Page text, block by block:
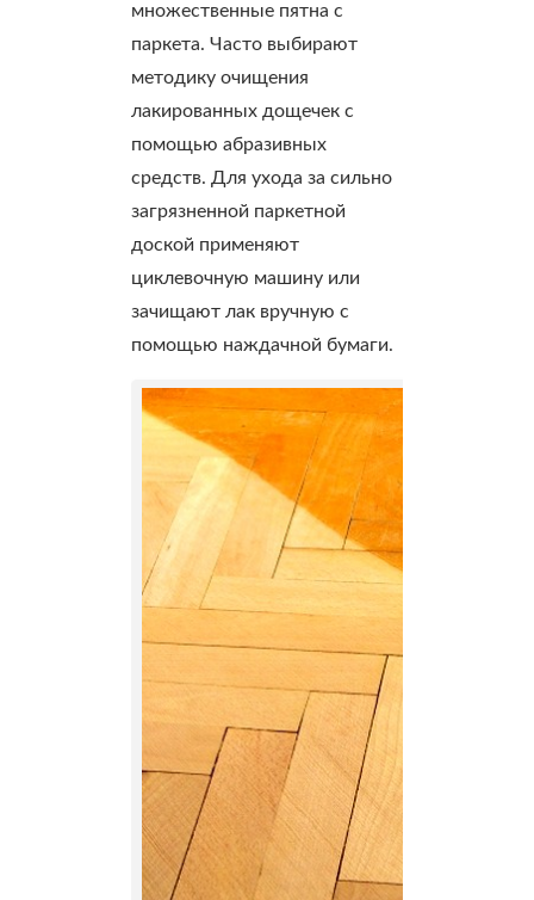
множественные пятна с
паркета. Часто выбирают
методику очищения
лакированных дощечек с
помощью абразивных
средств. Для ухода за сильно
загрязненной паркетной
доской применяют
циклевочную машину или
зачищают лак вручную с
помощью наждачной бумаги.